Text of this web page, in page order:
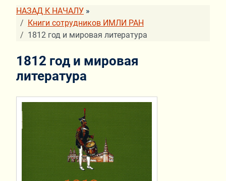
НАЗАД К НАЧАЛУ »
Книги сотрудников ИМЛИ РАН
1812 год и мировая литература
1812 год и мировая
литература